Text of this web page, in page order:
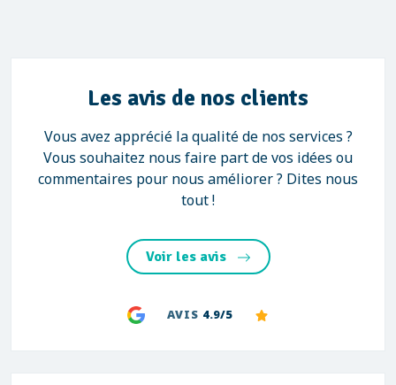
Les avis de nos clients
Vous avez apprécié la qualité de nos services ?
Vous souhaitez nous faire part de vos idées ou
commentaires pour nous améliorer ? Dites nous
tout !
Voir les avis
AVIS 4.9/5